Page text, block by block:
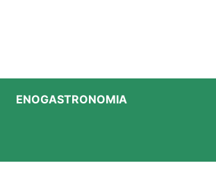
ENOGASTRONOMIA